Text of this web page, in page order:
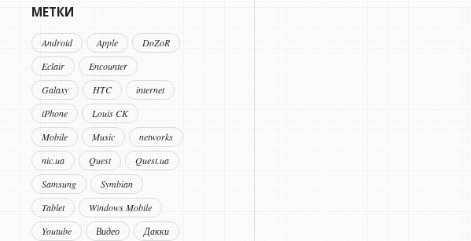
МЕТКИ
Android Apple
DoZoR
Eclair
Encounter
Galaxy
HTC
internet
iPhone
Louis CK
Mobile
Music
networks
nic.ua
Quest
Quest.ua
Samsung
Symbian
Tablet
Windows Mobile
Youtube
Видео
Дакки